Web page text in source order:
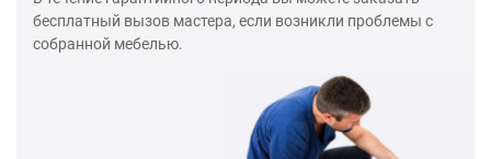
бесплатный вызов мастера, если возникли проблемы с
собранной мебелью.